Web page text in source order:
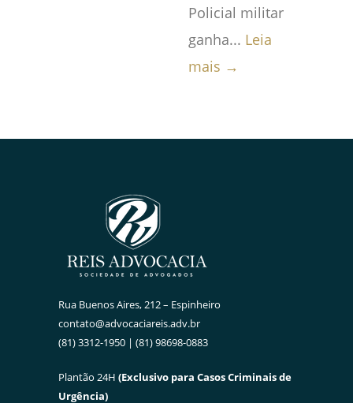
Policial militar
ganha... Leia
mais →
Rua Buenos Aires, 212 – Espinheiro
contato@advocaciareis.adv.br
(81) 3312-1950 | (81) 98698-0883
Plantão 24H (Exclusivo para Casos Criminais de
Urgência)